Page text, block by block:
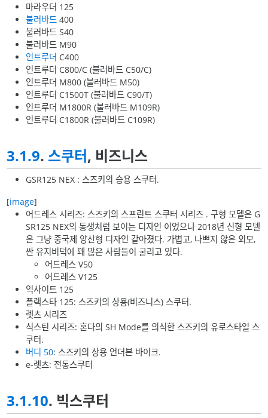
마라우더 125
불러바드 400
불러바드 S40
불러바드 M90
인트루더 C400
인트루더 C800/C (불러바드 C50/C)
인트루더 M800 (불러바드 M50)
인트루더 C1500T (불러바드 C90/T)
인트루더 M1800R (불러바드 M109R)
인트루더 C1800R (불러바드 C109R)
3.1.9. 스쿠터, 비즈니스
GSR125 NEX : 스즈키의 승용 스쿠터.
[image]
어드레스 시리즈: 스즈키의 스프린트 스쿠터 시리즈 . 구형 모델은 G
SR125 NEX의 동생처럼 보이는 디자인 이었으나 2018년 신형 모델
은 그냥 중국제 양산형 디자인 같아졌다. 가볍고, 나쁘지 않은 외모,
싼 유지비덕에 꽤 많은 사람들이 굴리고 있다.
어드레스 V50
어드레스 V125
익사이트 125
플랙스타 125: 스즈키의 상용(비즈니스) 스쿠터.
렛츠 시리즈
식스틴 시리즈: 혼다의 SH Mode를 의식한 스즈키의 유로스타일 스
쿠터.
버디 50: 스즈키의 상용 언더본 바이크.
e-렛츠: 전동스쿠터
3.1.10. 빅스쿠터